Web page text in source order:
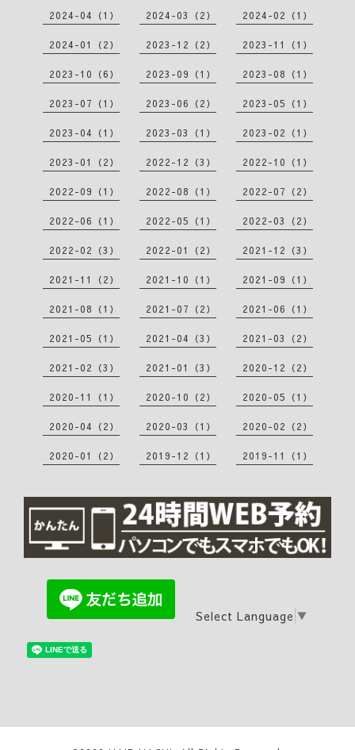
2024-04（1） 2024-03（2） 2024-02（1）
2024-01（2） 2023-12（2） 2023-11（1）
2023-10（6） 2023-09（1） 2023-08（1）
2023-07（1） 2023-06（2） 2023-05（1）
2023-04（1） 2023-03（1） 2023-02（1）
2023-01（2） 2022-12（3） 2022-10（1）
2022-09（1） 2022-08（1） 2022-07（2）
2022-06（1） 2022-05（1） 2022-03（2）
2022-02（3） 2022-01（2） 2021-12（3）
2021-11（2） 2021-10（1） 2021-09（1）
2021-08（1） 2021-07（2） 2021-06（1）
2021-05（1） 2021-04（3） 2021-03（2）
2021-02（3） 2021-01（3） 2020-12（2）
2020-11（1） 2020-10（2） 2020-05（1）
2020-04（2） 2020-03（1） 2020-02（2）
2020-01（2） 2019-12（1） 2019-11（1）
Select Language ▼